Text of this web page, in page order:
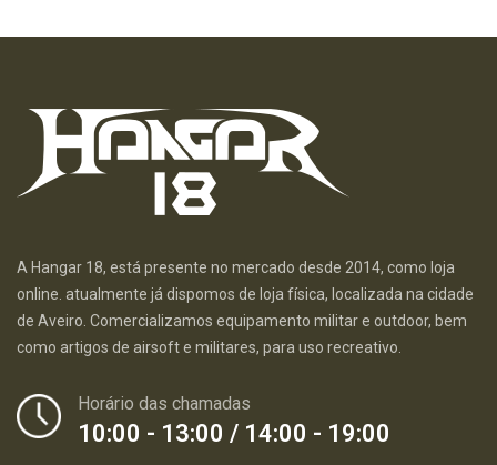
A Hangar 18, está presente no mercado desde 2014, como loja
online. atualmente já dispomos de loja física, localizada na cidade
de Aveiro. Comercializamos equipamento militar e outdoor, bem
como artigos de airsoft e militares, para uso recreativo.
Horário das chamadas
10:00 - 13:00 / 14:00 - 19:00